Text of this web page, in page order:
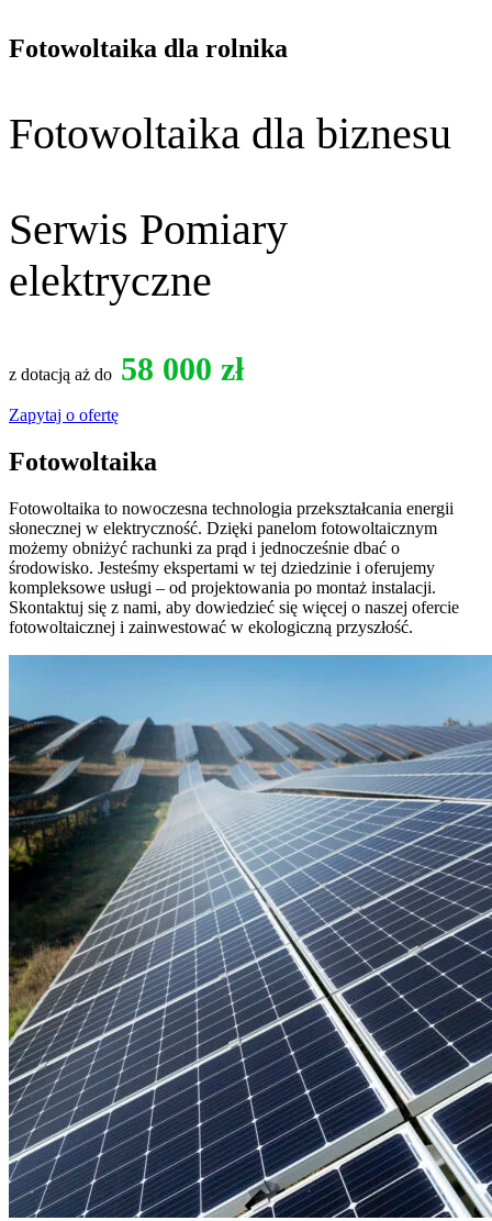
Fotowoltaika dla rolnika
Fotowoltaika dla biznesu
Serwis Pomiary
elektryczne
z dotacją aż do 58 000 zł
Zapytaj o ofertę
Fotowoltaika
Fotowoltaika to nowoczesna technologia przekształcania energii
słonecznej w elektryczność. Dzięki panelom fotowoltaicznym
możemy obniżyć rachunki za prąd i jednocześnie dbać o
środowisko. Jesteśmy ekspertami w tej dziedzinie i oferujemy
kompleksowe usługi – od projektowania po montaż instalacji.
Skontaktuj się z nami, aby dowiedzieć się więcej o naszej ofercie
fotowoltaicznej i zainwestować w ekologiczną przyszłość.